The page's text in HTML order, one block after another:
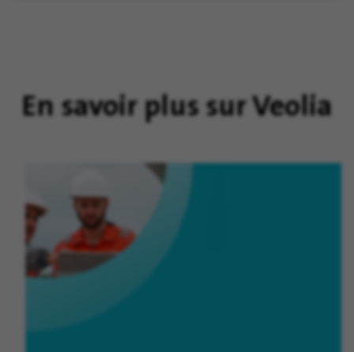
En savoir plus sur Veolia